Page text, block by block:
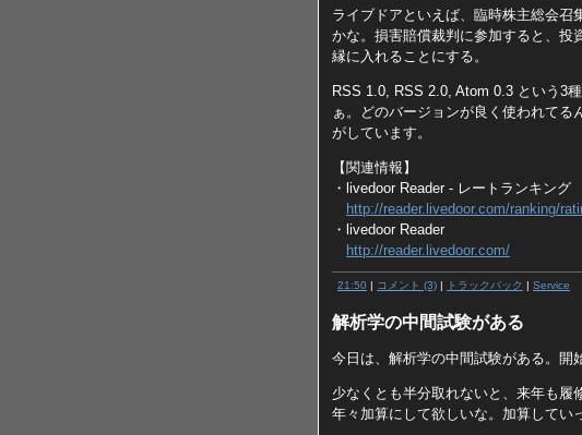
ライブドアといえば、臨時株主総会召
かな。損害賠償裁判に参加すると、投
縁に入れることにする。
RSS 1.0, RSS 2.0, Atom 0.3 という3
ぁ。どのバージョンが良く使われて
がしています。
【関連情報】
・livedoor Reader - レートランキング
http://reader.livedoor.com/ranking/
・livedoor Reader
http://reader.livedoor.com/
21:50 | コメント (3) | トラックバック | Service
解析学の中間試験がある
今日は、解析学の中間試験がある。開
少なくとも半分取れないと、来年も履
年々加算にして欲しいな。加算してい